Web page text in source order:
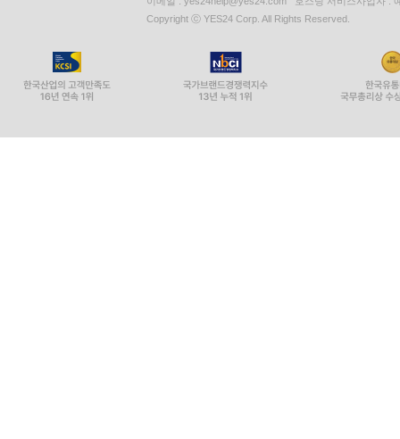
Copyright ⓒ YES24 Corp. All Rights Reserved.